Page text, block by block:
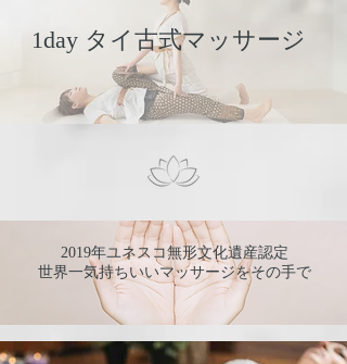
1day タイ古式マッサージ​​
2019年ユネスコ無形文化遺産認定
​世界一気持ちいいマッサージをその手で